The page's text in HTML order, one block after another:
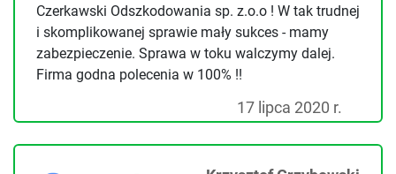
Czerkawski Odszkodowania sp. z.o.o ! W tak trudnej
i skomplikowanej sprawie mały sukces - mamy
zabezpieczenie. Sprawa w toku walczymy dalej.
Firma godna polecenia w 100% !!
17 lipca 2020 r.